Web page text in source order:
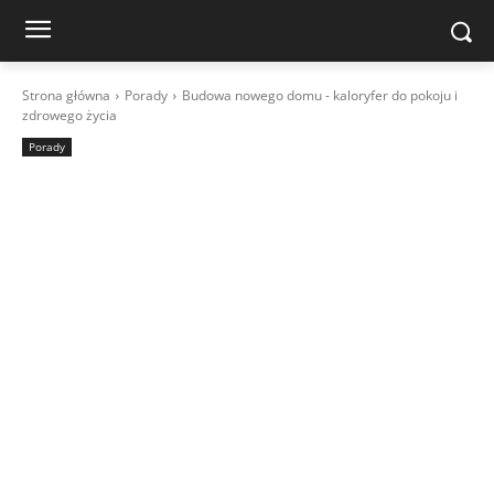
Strona główna Porady
Budowa nowego domu - kaloryfer do pokoju i
zdrowego życia
Porady